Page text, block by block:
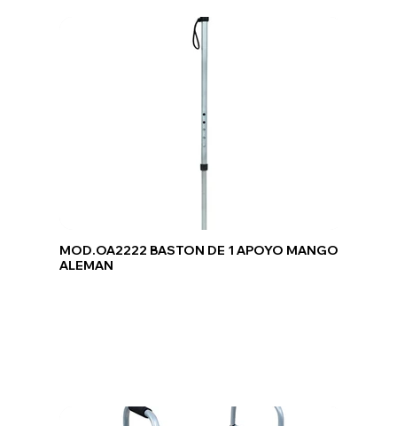
MOD.OA2222 BASTON DE 1 APOYO MANGO
ALEMAN